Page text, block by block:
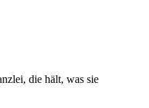
die hält, was sie